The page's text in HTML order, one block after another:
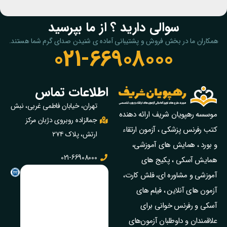
سوالی دارید ؟ از ما بپرسید
همکاران ما در بخش فروش و پشتیبانی آماده ی شنیدن صدای گرم شما هستند.
021-66908000
موسسه رهپویان شریف ارائه دهنده
کتب رفرنس پزشکی ، آزمون ارتقاء
و بورد ، همایش های آموزشی،
همایش آسکی ، پکیج‌ های
آموزشی و مشاوره‌ ای، فلش کارت،
آزمون‌ های آنلاین ، فیلم‌ های
آسکی و رفرنس خوانی برای
علاقمندان و داوطلبان آزمون‌های
اطلاعات تماس
تهران، خیابان فاطمی غربی، نبش
جمالزاده روبروی دژبان مرکز
ارتش، پلاک ۲۷۴
021-66908000